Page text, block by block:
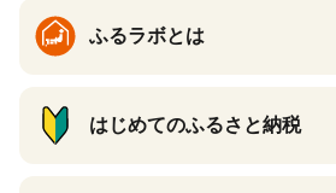
ギフト ふるさと納税 ）
ふるラボとは
はじめてのふるさと納税